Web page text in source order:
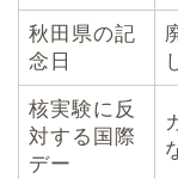
秋田県の記
念日
核実験に反
対する国際
デー